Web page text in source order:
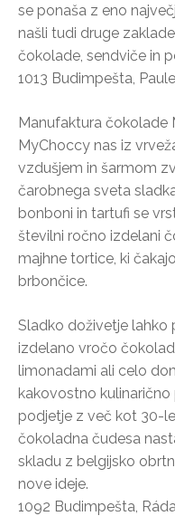
se ponaša z eno
našli tudi druge
čokolade, sendviče in
1013 Budimpešta,
Manufaktura čokolade
MyChoccy nas iz
vzdušjem in šarmom
čarobnega sveta
bonboni in tartufi se
številni ročno izdelani
majhne tortice, ki
brbončice.
Sladko doživetje lahko
izdelano vročo
limonadami ali celo
kakovostno
podjetje z več kot 30-
čokoladna čudesa
skladu z belgijsko
nove ideje.
1092 Budimpešta,